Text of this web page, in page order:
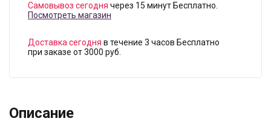
Самовывоз сегодня через 15 минут Бесплатно.
Посмотреть магазин
Доставка сегодня в течение 3 часов Бесплатно
при заказе от 3000 руб.
Описание